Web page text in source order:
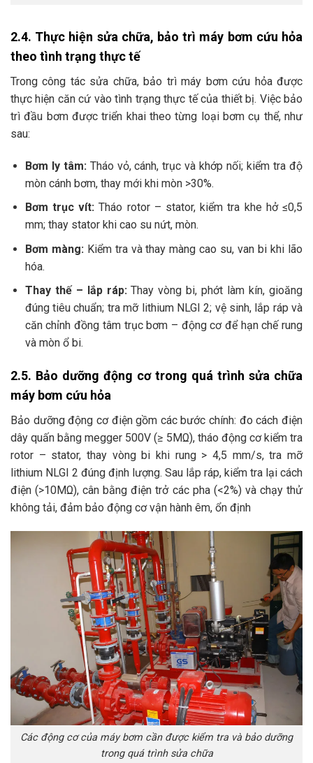
2.4. Thực hiện sửa chữa, bảo trì máy bơm cứu hỏa
theo tình trạng thực tế
Trong công tác sửa chữa, bảo trì máy bơm cứu hỏa được
thực hiện căn cứ vào tình trạng thực tế của thiết bị. Việc bảo
trì đầu bơm được triển khai theo từng loại bơm cụ thể, như
sau:
Bơm ly tâm: Tháo vỏ, cánh, trục và khớp nối; kiểm tra độ
mòn cánh bơm, thay mới khi mòn >30%.
Bơm trục vít: Tháo rotor – stator, kiểm tra khe hở ≤0,5
mm; thay stator khi cao su nứt, mòn.
Bơm màng: Kiểm tra và thay màng cao su, van bi khi lão
hóa.
Thay thế – lắp ráp:Thay vòng bi, phớt làm kín, gioăng
đúng tiêu chuẩn; tra mỡ lithium NLGI 2; vệ sinh, lắp ráp và
căn chỉnh đồng tâm trục bơm – động cơ để hạn chế rung
và mòn ổ bi.
2.5. Bảo dưỡng động cơ trong quá trình sửa chữa
máy bơm cứu hỏa
Bảo dưỡng động cơ điện gồm các bước chính: đo cách điện
dây quấn bằng megger 500V (≥ 5MΩ), tháo động cơ kiểm tra
rotor – stator, thay vòng bi khi rung > 4,5 mm/s, tra mỡ
lithium NLGI 2 đúng định lượng. Sau lắp ráp, kiểm tra lại cách
điện (>10MΩ), cân bằng điện trở các pha (<2%) và chạy thử
không tải, đảm bảo động cơ vận hành êm, ổn định
Các động cơ của máy bơm cần được kiểm tra và bảo dưỡng
trong quá trình sửa chữa